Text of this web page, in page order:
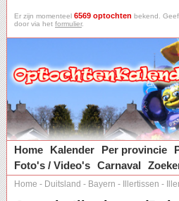
Er zijn momenteel 6569 optochten bekend.
door via het formulier.
Home
Kalender Per provincie
Foto's / Video's Carnaval
Home - Duitsland - Bayern - Illertissen -